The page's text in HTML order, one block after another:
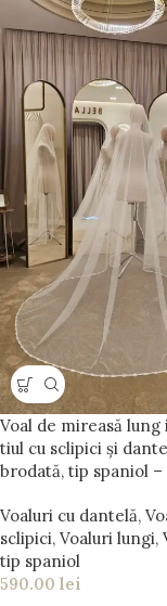
Voal de mireasă
tiul cu sclipici și
brodată, tip spaniol –
Voaluri cu dantelă,
sclipici, Voaluri lungi,
tip spaniol
590.00 lei